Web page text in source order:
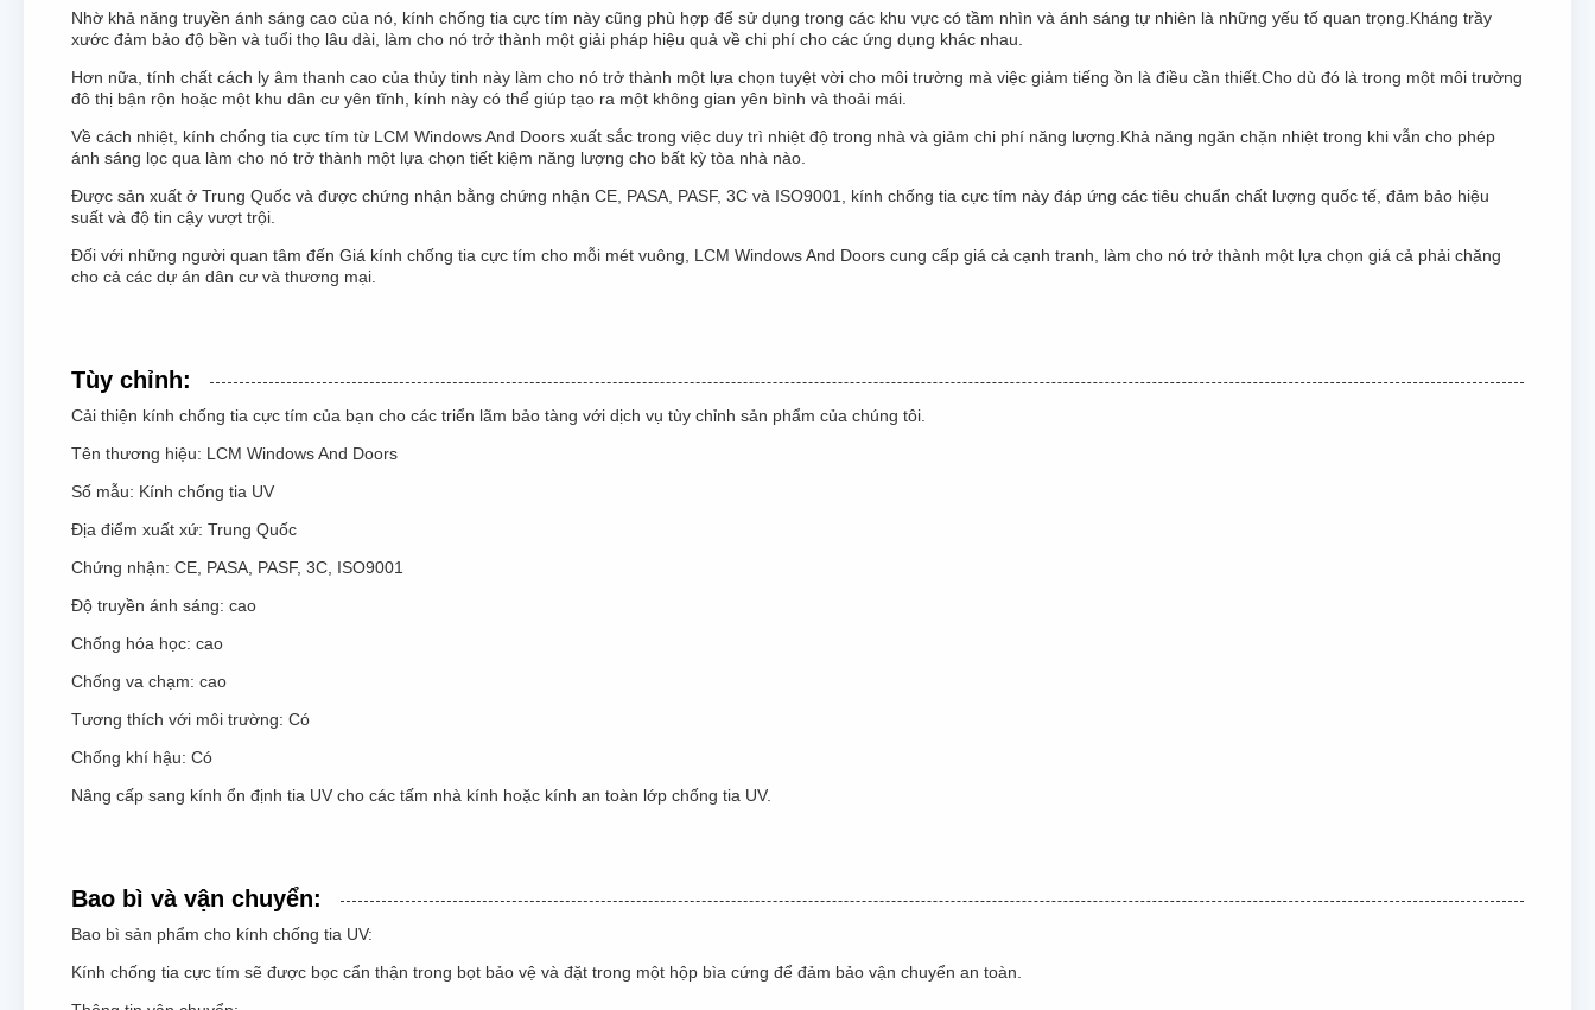
Nhờ khả năng truyền ánh sáng cao của nó, kính chống tia cực tím này cũng phù hợp để sử dụng trong các khu vực có tầm nhìn và ánh sáng tự nhiên là những yếu tố quan trọng.Kháng trầy
xước đảm bảo độ bền và tuổi thọ lâu dài, làm cho nó trở thành một giải pháp hiệu quả về chi phí cho các ứng dụng khác nhau.
Hơn nữa, tính chất cách ly âm thanh cao của thủy tinh này làm cho nó trở thành một lựa chọn tuyệt vời cho môi trường mà việc giảm tiếng ồn là điều cần thiết.Cho dù đó là trong một môi trường
đô thị bận rộn hoặc một khu dân cư yên tĩnh, kính này có thể giúp tạo ra một không gian yên bình và thoải mái.
Về cách nhiệt, kính chống tia cực tím từ LCM Windows And Doors xuất sắc trong việc duy trì nhiệt độ trong nhà và giảm chi phí năng lượng.Khả năng ngăn chặn nhiệt trong khi vẫn cho phép
ánh sáng lọc qua làm cho nó trở thành một lựa chọn tiết kiệm năng lượng cho bất kỳ tòa nhà nào.
Được sản xuất ở Trung Quốc và được chứng nhận bằng chứng nhận CE, PASA, PASF, 3C và ISO9001, kính chống tia cực tím này đáp ứng các tiêu chuẩn chất lượng quốc tế, đảm bảo hiệu
suất và độ tin cậy vượt trội.
Đối với những người quan tâm đến Giá kính chống tia cực tím cho mỗi mét vuông, LCM Windows And Doors cung cấp giá cả cạnh tranh, làm cho nó trở thành một lựa chọn giá cả phải chăng
cho cả các dự án dân cư và thương mại.
Tùy chỉnh:
Cải thiện kính chống tia cực tím của bạn cho các triển lãm bảo tàng với dịch vụ tùy chỉnh sản phẩm của chúng tôi.
Tên thương hiệu: LCM Windows And Doors
Số mẫu: Kính chống tia UV
Địa điểm xuất xứ: Trung Quốc
Chứng nhận: CE, PASA, PASF, 3C, ISO9001
Độ truyền ánh sáng: cao
Chống hóa học: cao
Chống va chạm: cao
Tương thích với môi trường: Có
Chống khí hậu: Có
Nâng cấp sang kính ổn định tia UV cho các tấm nhà kính hoặc kính an toàn lớp chống tia UV.
Bao bì và vận chuyển:
Bao bì sản phẩm cho kính chống tia UV:
Kính chống tia cực tím sẽ được bọc cẩn thận trong bọt bảo vệ và đặt trong một hộp bìa cứng để đảm bảo vận chuyển an toàn.